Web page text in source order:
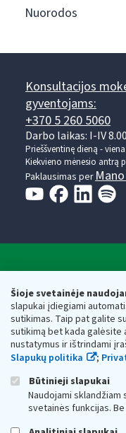
Šioje svetainėje
slapukai įdiegiami
sutikimas. Taip pat galite
sutikimą bet kada
nustatymus ir ištrindami
Slapukų politika
;
Būtinieji slapukai
Naudojami
svetainės funkcijas.
Nuorodos
Konsultacijos
gyventojams:
+370 5 260 5060
Darbo laikas: I-IV
Prieššventinę dieną -
Kiekvieno mėnesio antrą
Paklausimas per
Respublikos
Biudžetinė įstaiga.
adresas: Vasario 16-osios
vmi@vmi.lt, E. pristatymo
Duomenys apie
Respublikos finansų